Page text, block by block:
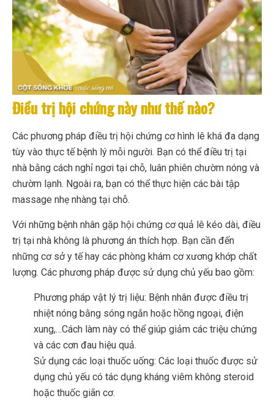
Điều trị hội chứng này như thế nào?
Các phương pháp điều trị hội chứng cơ hình lê khá đa dạng
tùy vào thực tế bệnh lý mỗi người. Bạn có thể điều trị tại
nhà bằng cách nghỉ ngơi tại chỗ, luân phiên chườm nóng và
chườm lạnh. Ngoài ra, bạn có thể thực hiện các bài tập
massage nhẹ nhàng tại chỗ.
Với những bệnh nhân gặp hội chứng cơ quả lê kéo dài, điều
trị tại nhà không là phương án thích hợp. Bạn cần đến
những cơ sở y tế hay các phòng khám cơ xương khớp chất
lượng. Các phương pháp được sử dụng chủ yếu bao gồm:
Phương pháp vật lý trị liệu: Bệnh nhân được điều trị
nhiệt nóng bằng sóng ngắn hoặc hồng ngoại, điện
xung,…Cách làm này có thể giúp giảm các triệu chứng
và các cơn đau hiệu quả.
Sử dụng các loại thuốc uống: Các loại thuốc được sử
dụng chủ yếu có tác dụng kháng viêm không steroid
hoặc thuốc giãn cơ.